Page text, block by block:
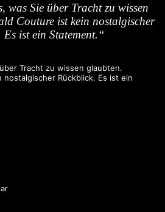
was Sie über Tracht zu wissen
Couture ist kein nostalgischer
Es ist ein Statement.“
Tracht zu wissen glaubten.
Rückblick. Es ist ein